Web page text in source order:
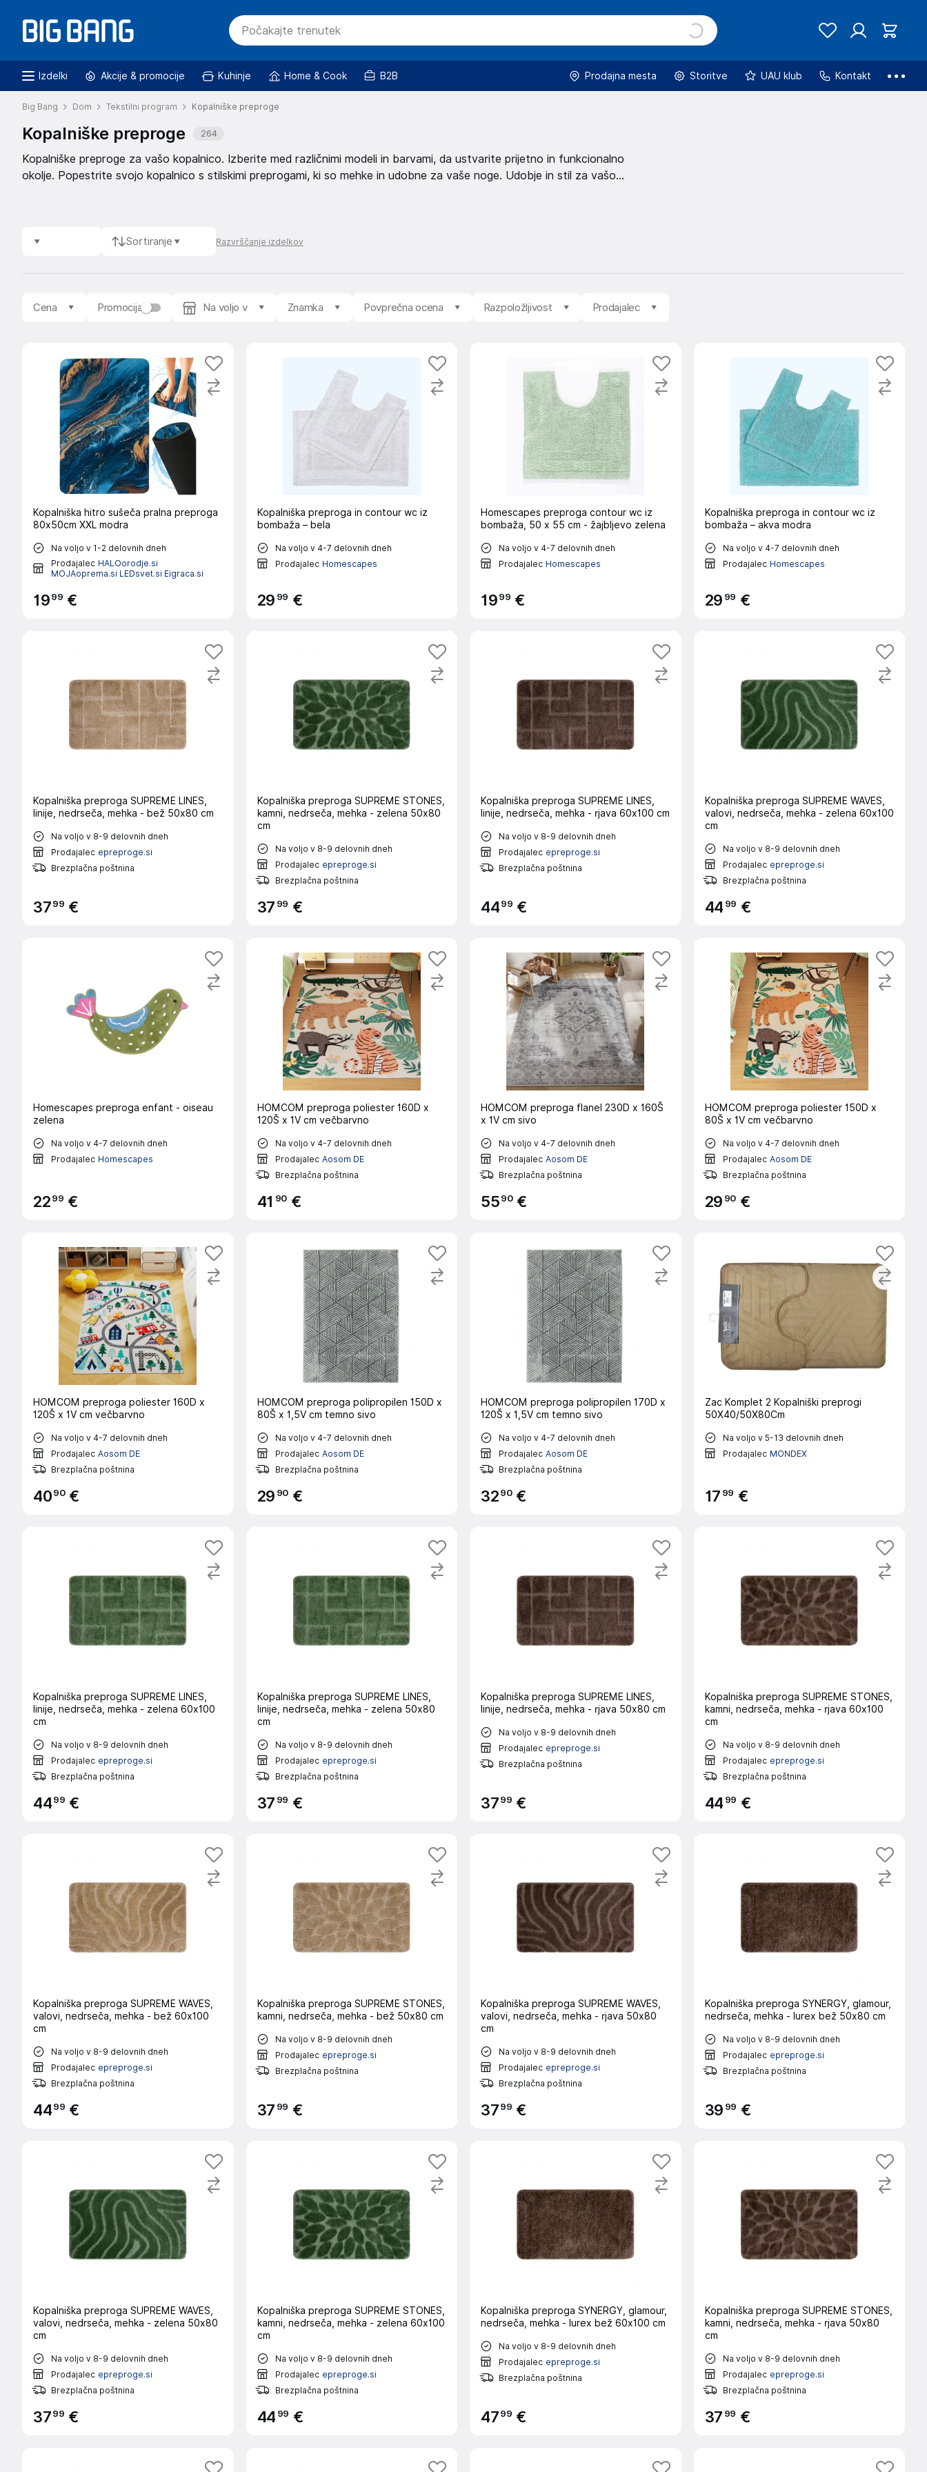
Izdelki Akcije & promocije Kuhinje Home & Cook B2B Prodajna mesta Storitve UAU klub Kontakt
Big Bang Dom Tekstilni program Kopalniške preproge
Kopalniške preproge 264
Kopalniške preproge za vašo kopalnico. Izberite med različnimi modeli in barvami, da ustvarite prijetno in funkcionalno
okolje. Popestrite svojo kopalnico s stilskimi preprogami, ki so mehke in udobne za vaše noge. Udobje in stil za vašo
Sortiranje Razvrščanje izdelkov
Cena Promocija Na voljo v Znamka Povprečna ocena Razpoložljivost Prodajalec
Kopalniška hitro sušeča pralna preproga
80x50cm XXL modra
Na voljo v 1-2 delovnih dneh
Prodajalec HALOorodje.si
MOJAoprema.si LEDsvet.si Eigraca.si
1999 €
Kopalniška preproga in contour wc iz
bombaža – bela
Na voljo v 4-7 delovnih dneh
Prodajalec Homescapes
29 99 €
Homescapes preproga contour wc iz
bombaža, 50 x 55 cm - žajbljevo zelena
Na voljo v 4-7 delovnih dneh
Prodajalec Homescapes
1999 €
Kopalniška preproga in contour wc iz
bombaža – akva modra
Na voljo v 4-7 delovnih dneh
Prodajalec Homescapes
29 99 €
Kopalniška preproga SUPREME LINES,
linije, nedrseča, mehka - bež 50x80 cm
Na voljo v 8-9 delovnih dneh
Prodajalec epreproge.si
Brezplačna poštnina
3799 €
Kopalniška preproga SUPREME STONES,
kamni, nedrseča, mehka - zelena 50x80
cm
Na voljo v 8-9 delovnih dneh
Prodajalec epreproge.si
Brezplačna poštnina
37 99 €
Kopalniška preproga SUPREME LINES,
linije, nedrseča, mehka - rjava 60x100 cm
Na voljo v 8-9 delovnih dneh
Prodajalec epreproge.si
Brezplačna poštnina
4499 €
Kopalniška preproga SUPREME WAVES,
valovi, nedrseča, mehka - zelena 60x100
cm
Na voljo v 8-9 delovnih dneh
Prodajalec epreproge.si
Brezplačna poštnina
44 99 €
Homescapes preproga enfant - oiseau
zelena
Na voljo v 4-7 delovnih dneh
Prodajalec Homescapes
2299 €
HOMCOM preproga poliester 160D x
120Š x 1V cm večbarvno
Na voljo v 4-7 delovnih dneh
Prodajalec Aosom DE
Brezplačna poštnina
41 90 €
HOMCOM preproga flanel 230D x 160Š
x 1V cm sivo
Na voljo v 4-7 delovnih dneh
Prodajalec Aosom DE
Brezplačna poštnina
5590 €
HOMCOM preproga poliester 150D x
80Š x 1V cm večbarvno
Na voljo v 4-7 delovnih dneh
Prodajalec Aosom DE
Brezplačna poštnina
29 90 €
HOMCOM preproga poliester 160D x
120Š x 1V cm večbarvno
Na voljo v 4-7 delovnih dneh
Prodajalec Aosom DE
Brezplačna poštnina
4090 €
HOMCOM preproga polipropilen 150D x
80Š x 1,5V cm temno sivo
Na voljo v 4-7 delovnih dneh
Prodajalec Aosom DE
Brezplačna poštnina
29 90 €
HOMCOM preproga polipropilen 170D x
120Š x 1,5V cm temno sivo
Na voljo v 4-7 delovnih dneh
Prodajalec Aosom DE
Brezplačna poštnina
3290 €
Zac Komplet 2 Kopalniški preprogi
50X40/50X80Cm
Na voljo v 5-13 delovnih dneh
Prodajalec MONDEX
17 99 €
Kopalniška preproga SUPREME LINES,
linije, nedrseča, mehka - zelena 60x100
cm
Na voljo v 8-9 delovnih dneh
Prodajalec epreproge.si
Brezplačna poštnina
4499 €
Kopalniška preproga SUPREME LINES,
linije, nedrseča, mehka - zelena 50x80
cm
Na voljo v 8-9 delovnih dneh
Prodajalec epreproge.si
Brezplačna poštnina
37 99 €
Kopalniška preproga SUPREME LINES,
linije, nedrseča, mehka - rjava 50x80 cm
Na voljo v 8-9 delovnih dneh
Prodajalec epreproge.si
Brezplačna poštnina
3799 €
Kopalniška preproga SUPREME STONES,
kamni, nedrseča, mehka - rjava 60x100
cm
Na voljo v 8-9 delovnih dneh
Prodajalec epreproge.si
Brezplačna poštnina
44 99 €
Kopalniška preproga SUPREME WAVES,
valovi, nedrseča, mehka - bež 60x100
cm
Na voljo v 8-9 delovnih dneh
Prodajalec epreproge.si
Brezplačna poštnina
4499 €
Kopalniška preproga SUPREME STONES,
kamni, nedrseča, mehka - bež 50x80 cm
Na voljo v 8-9 delovnih dneh
Prodajalec epreproge.si
Brezplačna poštnina
37 99 €
Kopalniška preproga SUPREME WAVES,
valovi, nedrseča, mehka - rjava 50x80
cm
Na voljo v 8-9 delovnih dneh
Prodajalec epreproge.si
Brezplačna poštnina
3799 €
Kopalniška preproga SYNERGY, glamour,
nedrseča, mehka - lurex bež 50x80 cm
Na voljo v 8-9 delovnih dneh
Prodajalec epreproge.si
Brezplačna poštnina
39 99 €
Kopalniška preproga SUPREME WAVES,
valovi, nedrseča, mehka - zelena 50x80
cm
Na voljo v 8-9 delovnih dneh
Prodajalec epreproge.si
Brezplačna poštnina
3799 €
Kopalniška preproga SUPREME STONES,
kamni, nedrseča, mehka - zelena 60x100
cm
Na voljo v 8-9 delovnih dneh
Prodajalec epreproge.si
Brezplačna poštnina
44 99 €
Kopalniška preproga SYNERGY, glamour,
nedrseča, mehka - lurex bež 60x100 cm
Na voljo v 8-9 delovnih dneh
Prodajalec epreproge.si
Brezplačna poštnina
4799 €
Kopalniška preproga SUPREME STONES,
kamni, nedrseča, mehka - rjava 50x80
cm
Na voljo v 8-9 delovnih dneh
Prodajalec epreproge.si
Brezplačna poštnina
37 99 €